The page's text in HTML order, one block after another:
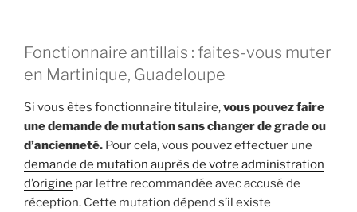
Fonctionnaire antillais : faites-vous muter
en Martinique, Guadeloupe
Si vous êtes fonctionnaire titulaire,vous pouvez faire
une demande de mutation sans changer de grade ou
d’ancienneté. Pour cela, vous pouvez effectuer une
demande de mutation auprès de votre administration
d’origine par lettre recommandée avec accusé de
réception. Cette mutation dépend s’il existe